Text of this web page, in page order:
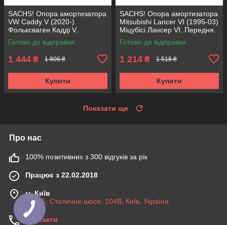
SACHS! Опора амортизатора
VW Caddy V (2020-)
Фольксваген Кадді V.
Передня. 803024 , KB657.27 ,
VKDA35167
Готово до відправки
1 444 ₴ 1 806 ₴
Купити
SACHS! Опора амортизатора
Mitsubishi Lancer VI (1995-03)
Міцубісі Лансер VI. Передня.
SM5152 , 802296 , KB673.08
Готово до відправки
1 214 ₴ 1 518 ₴
Купити
Показати ще
Про нас
100% позитивних з 300 відгуків за рік
Працює з 22.02.2018
м. Київ
03045, Столичне шосе, 104B, Київ, Україна
Контакти